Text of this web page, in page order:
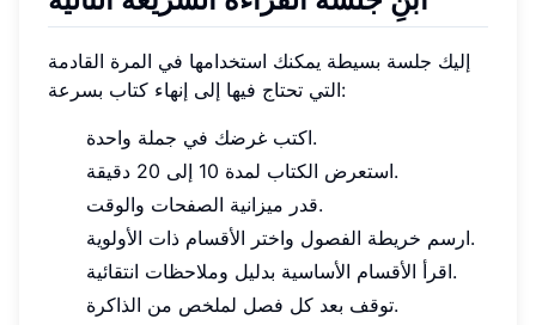
إليك جلسة بسيطة يمكنك استخدامها في المرة القادمة
التي تحتاج فيها إلى إنهاء كتاب بسرعة:
اكتب غرضك في جملة واحدة.
استعرض الكتاب لمدة 10 إلى 20 دقيقة.
قدر ميزانية الصفحات والوقت.
ارسم خريطة الفصول واختر الأقسام ذات الأولوية.
اقرأ الأقسام الأساسية بدليل وملاحظات انتقائية.
توقف بعد كل فصل لملخص من الذاكرة.